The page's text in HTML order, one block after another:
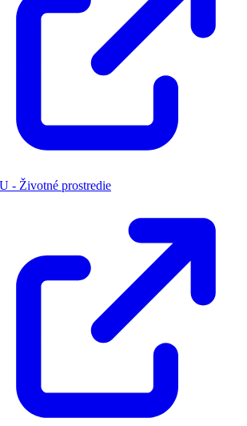
- Životné prostredie